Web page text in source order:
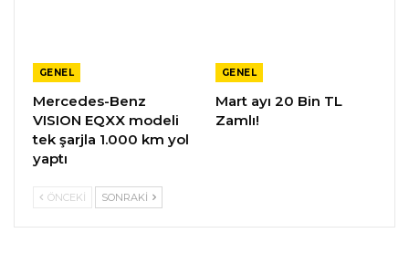
GENEL
Mercedes-Benz
VISION EQXX modeli
tek şarjla 1.000 km yol
yaptı
GENEL
Mart ayı 20 Bin TL
Zamlı!
ÖNCEKI SONRAKI